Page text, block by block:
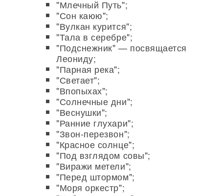
"Млечный Путь";
"Сон каюю";
"Вулкан курится";
"Тала в серебре";
"Подснежник" — посвящается
Леониду;
"Парная река";
"Светает";
"Впопыхах";
"Солнечные дни";
"Веснушки";
"Ранние глухари";
"Звон-перезвон";
"Красное солнце";
"Под взглядом совы";
"Виражи метели";
"Перед штормом";
"Моря оркестр";